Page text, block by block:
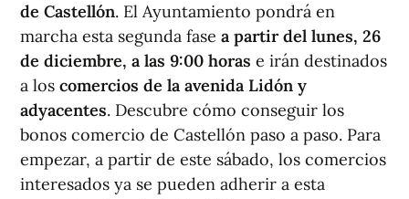
de Castellón. El Ayuntamiento pondrá en
marcha esta segunda fase a partir del lunes, 26
de diciembre, a las 9:00 horas e irán destinados
a los comercios de la avenida Lidón y
adyacentes. Descubre cómo conseguir los
bonos comercio de Castellón paso a paso. Para
empezar, a partir de este sábado, los comercios
interesados ya se pueden adherir a esta